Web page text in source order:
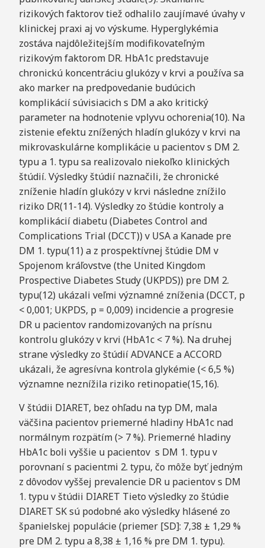
rizikových faktorov tiež odhalilo zaujímavé úvahy v
klinickej praxi aj vo výskume. Hyperglykémia
zostáva najdôležitejším modifikovateľným
rizikovým faktorom DR. HbA1c predstavuje
chronickú koncentráciu glukózy v krvi a používa sa
ako marker na predpovedanie budúcich
komplikácií súvisiacich s DM a ako kritický
parameter na hodnotenie vplyvu ochorenia(10). Na
zistenie efektu znížených hladín glukózy v krvi na
mikrovaskulárne komplikácie u pacientov s DM 2.
typu a 1. typu sa realizovalo niekoľko klinických
štúdií. Výsledky štúdií naznačili, že chronické
zníženie hladín glukózy v krvi následne znížilo
riziko DR(11-14). Výsledky zo štúdie kontroly a
komplikácií diabetu (Diabetes Control and
Complications Trial (DCCT)) v USA a Kanade pre
DM 1. typu(11) a z prospektívnej štúdie DM v
Spojenom kráľovstve (the United Kingdom
Prospective Diabetes Study (UKPDS)) pre DM 2.
typu(12) ukázali veľmi významné zníženia (DCCT, p
< 0,001; UKPDS, p = 0,009) incidencie a progresie
DR u pacientov randomizovaných na prísnu
kontrolu glukózy v krvi (HbA1c < 7 %). Na druhej
strane výsledky zo štúdií ADVANCE a ACCORD
ukázali, že agresívna kontrola glykémie (< 6,5 %)
významne neznížila riziko retinopatie(15,16).
V štúdii DIARET, bez ohľadu na typ DM, mala
väčšina pacientov priemerné hladiny HbA1c nad
normálnym rozpätím (> 7 %). Priemerné hladiny
HbA1c boli vyššie u pacientov s DM 1. typu v
porovnaní s pacientmi 2. typu, čo môže byť jedným
z dôvodov vyššej prevalencie DR u pacientov s DM
1. typu v štúdii DIARET Tieto výsledky zo štúdie
DIARET SK sú podobné ako výsledky hlásené zo
španielskej populácie (priemer [SD]: 7,38 ± 1,29 %
pre DM 2. typu a 8,38 ± 1,16 % pre DM 1. typu).